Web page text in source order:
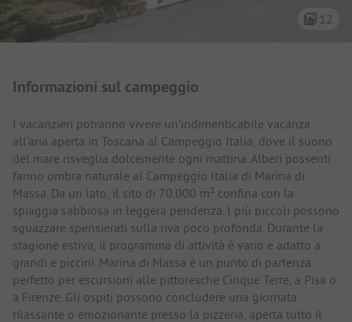
12
Informazioni sul campeggio
I vacanzieri potranno vivere un'indimenticabile vacanza
all'aria aperta in Toscana al Campeggio Italia, dove il suono
del mare risveglia dolcemente ogni mattina. Alberi possenti
fanno ombra naturale al Campeggio Italia di Marina di
Massa. Da un lato, il sito di 70.000 m² confina con la
spiaggia sabbiosa in leggera pendenza. I più piccoli possono
sguazzare spensierati sulla riva poco profonda. Durante la
stagione estiva, il programma di attività è vario e adatto a
grandi e piccini. Marina di Massa è un punto di partenza
perfetto per escursioni alle pittoresche Cinque Terre, a Pisa o
a Firenze. Gli ospiti possono concludere una giornata
rilassante o emozionante presso la pizzeria, aperta tutto il